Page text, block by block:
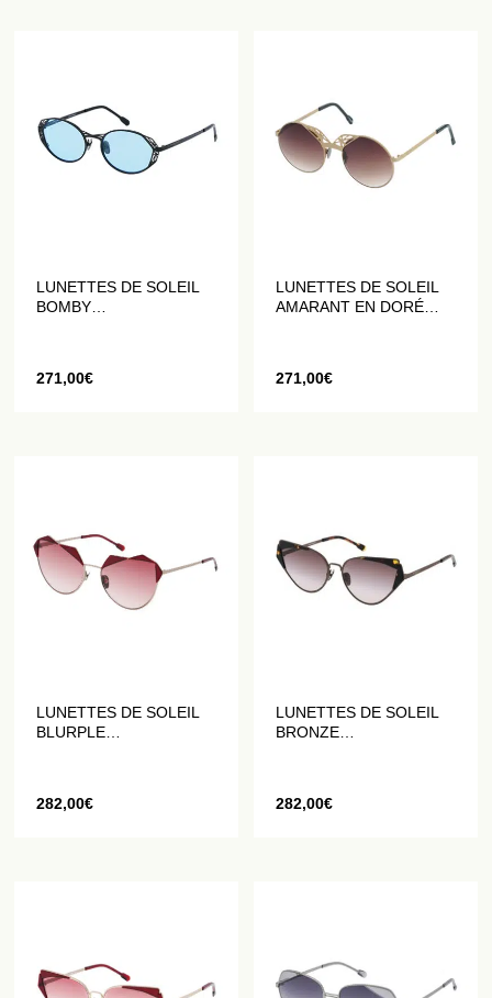
LUNETTES DE SOLEIL
BOMBY
271,00€
LUNETTES DE SOLEIL
AMARANT EN DORÉ
271,00€
LUNETTES DE SOLEIL
BLURPLE
282,00€
LUNETTES DE SOLEIL
BRONZE
282,00€